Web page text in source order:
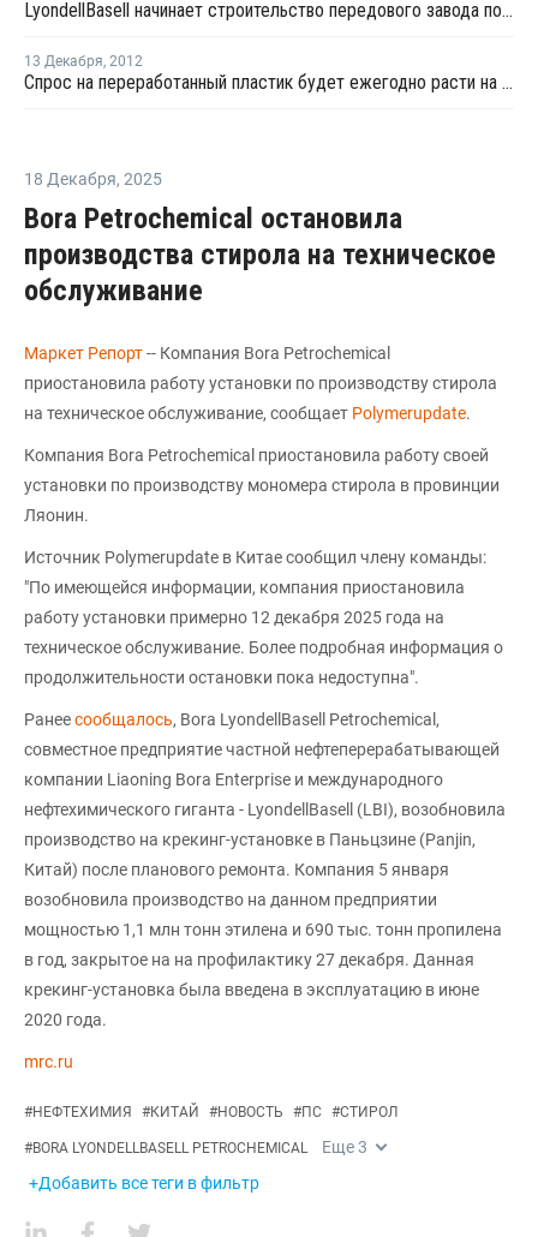
LyondellBasell начинает строительство передового завода по переработке в Весселинге
13 Декабря, 2012
Спрос на переработанный пластик будет ежегодно расти на 6,5% в США
18 Декабря, 2025
Bora Petrochemical остановила
производства стирола на техническое
обслуживание
Маркет Репорт-- Компания Bora Petrochemical
приостановила работу установки по производству стирола
на техническое обслуживание, сообщает Polymerupdate.
Компания Bora Petrochemical приостановила работу своей
установки по производству мономера стирола в провинции
Ляонин.
Источник Polymerupdate в Китае сообщил члену команды:
"По имеющейся информации, компания приостановила
работу установки примерно 12 декабря 2025 года на
техническое обслуживание. Более подробная информация о
продолжительности остановки пока недоступна".
Ранеесообщалось, Bora LyondellBasell Petrochemical,
совместное предприятие частной нефтеперерабатывающей
компании Liaoning Bora Enterprise и международного
нефтехимического гиганта - LyondellBasell (LBI), возобновила
производство на крекинг-установке в Паньцзине (Panjin,
Китай) после планового ремонта. Компания 5 января
возобновила производство на данном предприятии
мощностью 1,1 млн тонн этилена и 690 тыс. тонн пропилена
в год, закрытое на на профилактику 27 декабря. Данная
крекинг-установка была введена в эксплуатацию в июне
2020 года.
mrc.ru
#НЕФТЕХИМИЯ #КИТАЙ #НОВОСТЬ #ПС #СТИРОЛ
#BORA LYONDELLBASELL PETROCHEMICAL Еще3
+Добавить все теги в фильтр